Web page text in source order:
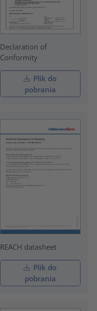
Declaration of
Conformity
Plik do
pobrania
REACH datasheet
Plik do
pobrania